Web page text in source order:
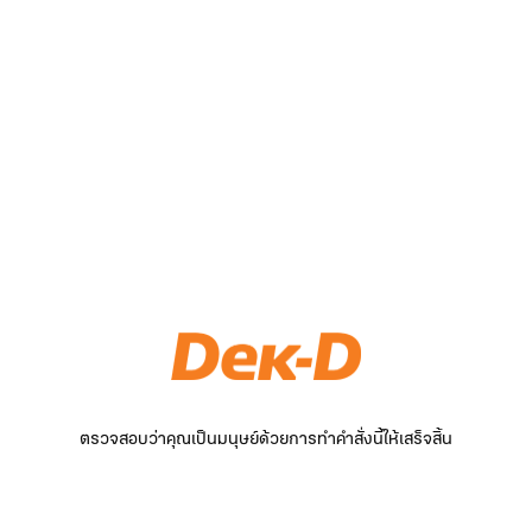
ตรวจสอบว่าคุณเป็นมนุษย์ด้วยการทำคำสั่งนี้ให้เสร็จสิ้น